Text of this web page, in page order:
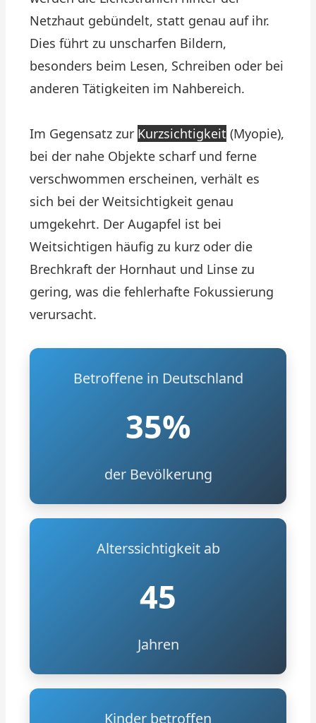
Netzhaut gebündelt, statt genau auf ihr.
Dies führt zu unscharfen Bildern,
besonders beim Lesen, Schreiben oder bei
anderen Tätigkeiten im Nahbereich.
Im Gegensatz zur Kurzsichtigkeit (Myopie),
bei der nahe Objekte scharf und ferne
verschwommen erscheinen, verhält es
sich bei der Weitsichtigkeit genau
umgekehrt. Der Augapfel ist bei
Weitsichtigen häufig zu kurz oder die
Brechkraft der Hornhaut und Linse zu
gering, was die fehlerhafte Fokussierung
verursacht.
Betroffene in Deutschland
35%
der Bevölkerung
Alterssichtigkeit ab
45
Jahren
Kinder betroffen